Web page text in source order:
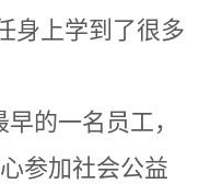
身上学到了很多
的一名员工，
参加社会公益